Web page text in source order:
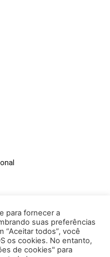
para fornecer a
suas preferências
“Aceitar todos”, você
os cookies. No entanto,
de cookies" para